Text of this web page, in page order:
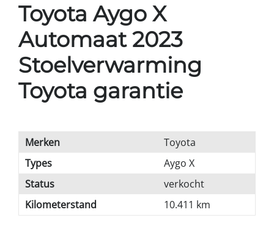
Toyota Aygo X
Automaat 2023
Stoelverwarming
Toyota garantie
Merken
Toyota
Types
Aygo X
Status
verkocht
Kilometerstand
10.411 km